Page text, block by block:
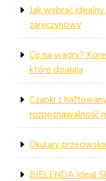
Jak wybrać
zaręczynowy
Co na wagry?
które działają
Czapki z
rozpoznawalność
Okulary
BIELENDA Ideal